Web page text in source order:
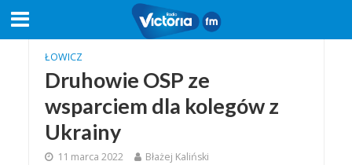
ŁOWICZ
Druhowie OSP ze
wsparciem dla kolegów z
Ukrainy
11 marca 2022 Błażej Kaliński